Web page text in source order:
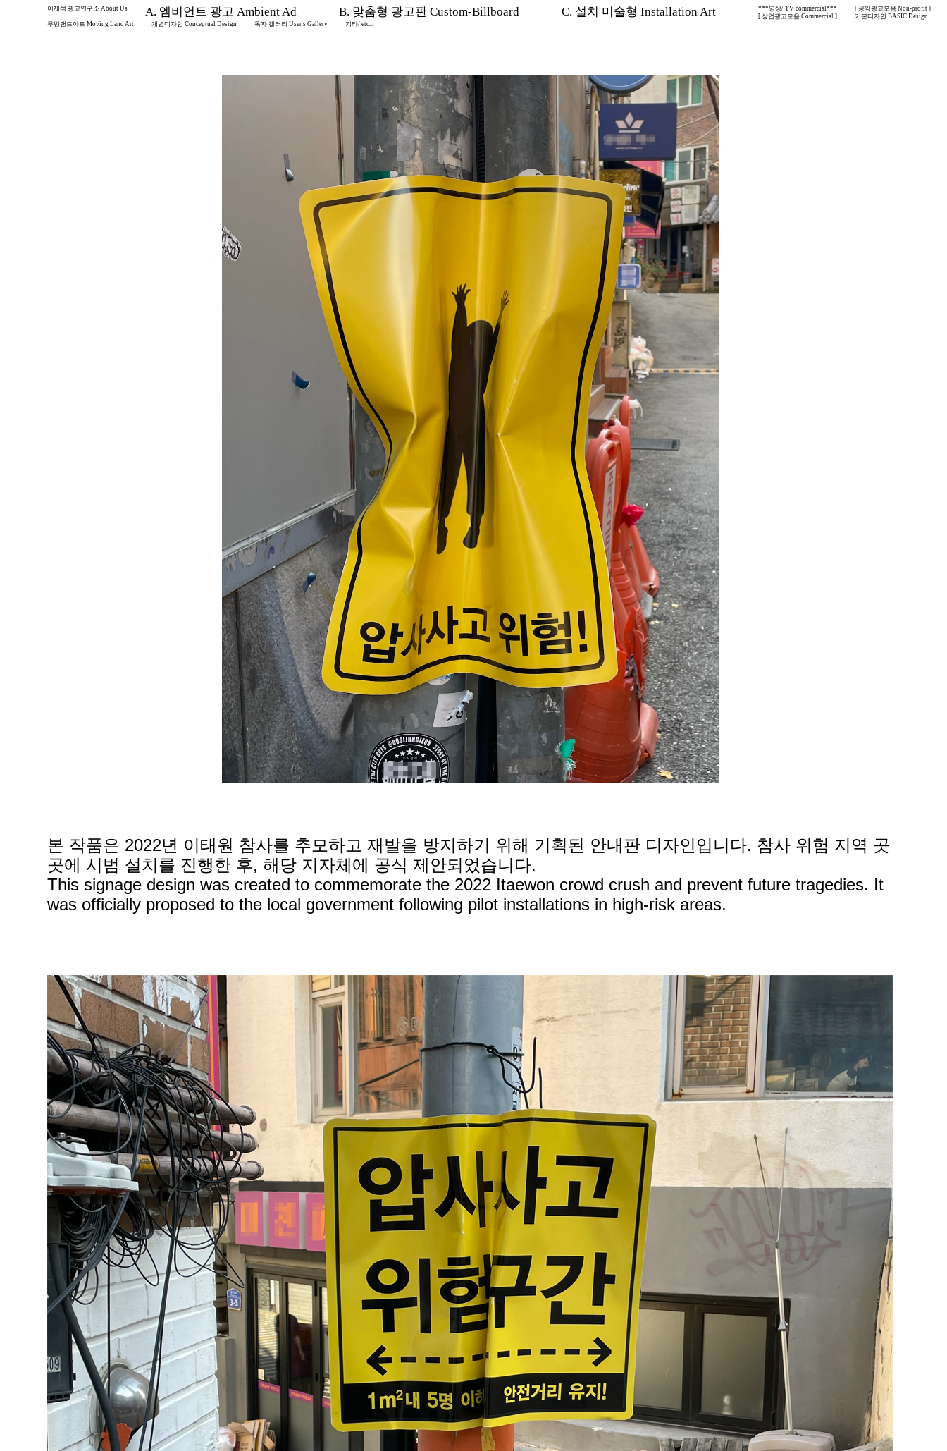
이제석 광고연구소 About Us A. 엠비언트 광고 Ambient Ad B. 맞춤형 광고판 Custom-Billboard C. 설치 미술형 Installation Art ***영상/ TV commercial***
[ 공익광고모음 Non-profit ]
[ 상업광고모음 Commercial ]
기본디자인 BASIC Design
무빙랜드아트 Moving Land Art
개념디자인 Conceptual Design 독자 갤러리 User's Gallery 기타/ etc...
본 작품은 2022년 이태원 참사를 추모하고 재발을 방지하기 위해 기획된 안내판 디자인입니다. 참사 위험 지역 곳
곳에 시범 설치를 진행한 후, 해당 지자체에 공식 제안되었습니다.
This signage design was created to commemorate the 2022 Itaewon crowd crush and prevent future tragedies. It
was officially proposed to the local government following pilot installations in high-risk areas.